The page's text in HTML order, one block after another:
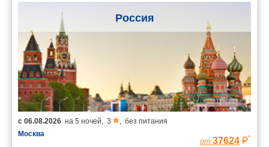
Россия
с 06.08.2026 на 5 ночей, 3 , без питания
Москва
от 37624 *